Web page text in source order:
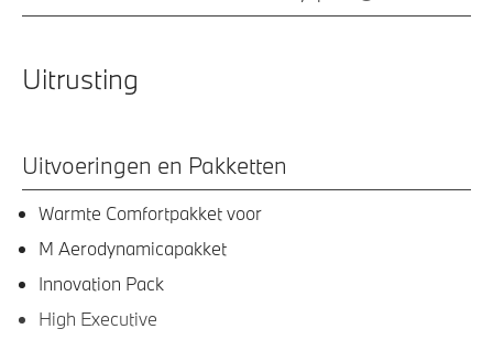
Uitrusting
Uitvoeringen en Pakketten
Warmte Comfortpakket voor
M Aerodynamicapakket
Innovation Pack
High Executive